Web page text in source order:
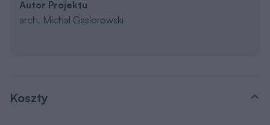
Autor Projektu
arch. Michał Gąsiorowski
Koszty